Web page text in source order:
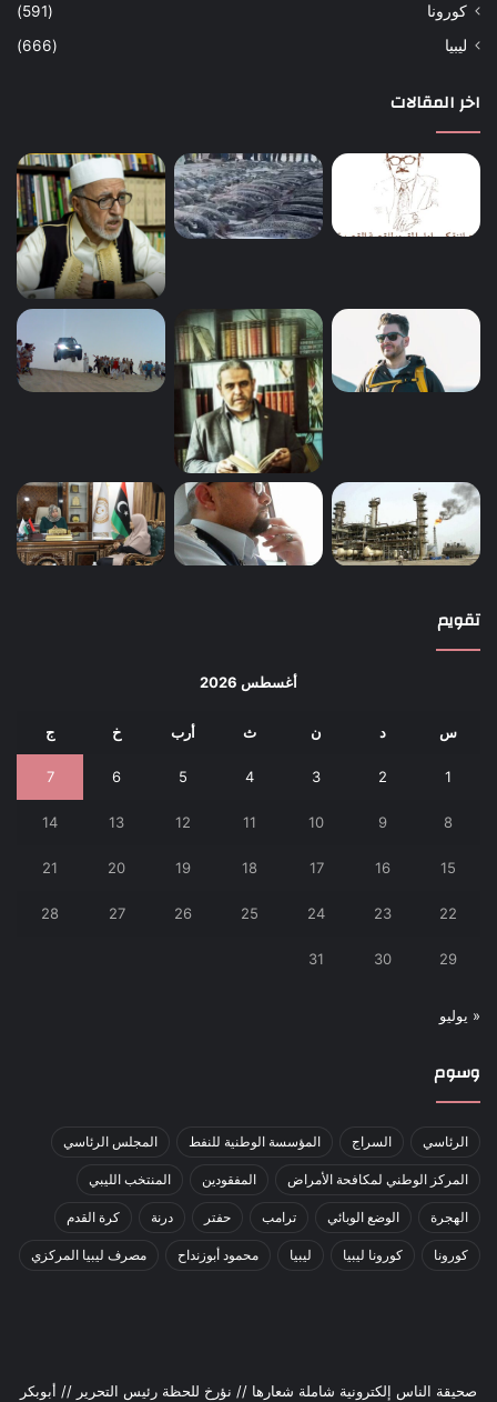
كورونا
(591)
ليبيا
(666)
اخر المقالات
تقويم
أغسطس 2026
س د ن ث أرب خ ج
1
2
3
4
5
6
7
8
9
10
11
12
13
14
15
16
17
18
19
20
21
22
23
24
25
26
27
28
29
30
31
« يوليو
وسوم
الرئاسي السراج المؤسسة الوطنية للنفط المجلس الرئاسي
المركز الوطني لمكافحة الأمراض المفقودين المنتخب الليبي
الهجرة الوضع الوبائي ترامب حفتر درنة كرة القدم
كورونا كورونا ليبيا ليبيا محمود أبوزنداح مصرف ليبيا المركزي
صحيقة الناس إلكترونية شاملة شعارها // نؤرخ للحظة رئيس التحرير // أبوبكر